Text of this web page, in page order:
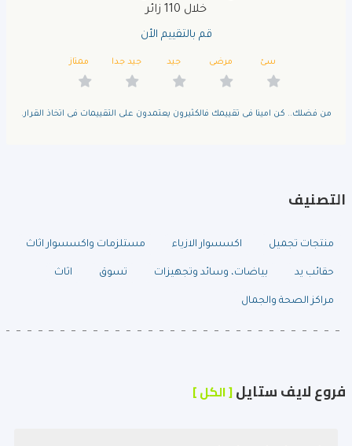
خلال 110 زائر
قم بالتقييم الأن
سئ مرضى جيد جيد جدا ممتاز
من فضلك.. كن امينا فى تقييمك فالكثيرون يعتمدون على التقييمات فى اتخاذ القرار.
التصنيف
منتجات تجميل اكسسوار الازياء مستلزمات واكسسوار اثاث
حقائب يد بياضات، وسائد وتجهيزات تسوق اثاث
مراكز الصحة والجمال
فروع لايف ستايل[ الكل ]